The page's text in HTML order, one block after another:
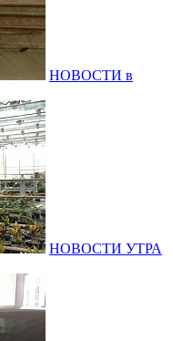
НОВОСТИ в
НОВОСТИ УТРА